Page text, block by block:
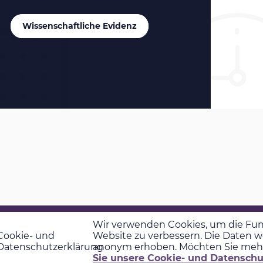
Wissenschaftliche Evidenz
und
Wir verwenden Cookies, um die
Website zu verbessern. Die Daten
anonym erhoben. Möchten Sie
Sie unsere Cookie- und
GD Medical